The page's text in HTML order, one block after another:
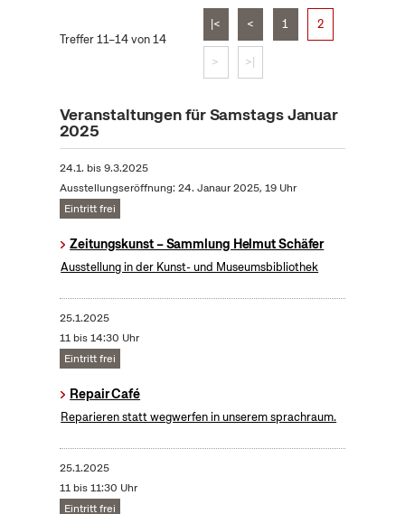
Treffer 11–14 von 14
|< < 1 2
> >|
Veranstaltungen für Samstags Januar
2025
24.1. bis9.3.2025
Ausstellungseröffnung: 24. Janaur 2025, 19 Uhr
Eintritt frei
Zeitungskunst – Sammlung Helmut Schäfer
Ausstellung in der Kunst- und Museumsbibliothek
25.1.2025
11 bis 14:30 Uhr
Eintritt frei
Repair Café
Reparieren statt wegwerfen in unserem sprachraum.
25.1.2025
11 bis 11:30 Uhr
Eintritt frei